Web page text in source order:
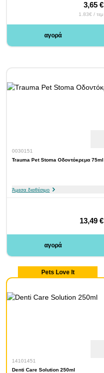
3,65 €
1.83€ / τεμ
αγορά
0030151
Trauma Pet Stoma Οδοντόκρεμα 75ml
Άμεσα διαθέσιμο
13,49 €
αγορά
Pets Love It
14101451
Denti Care Solution 250ml